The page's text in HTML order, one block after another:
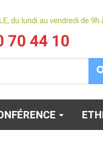
du lundi au vendredi de 9h
70 44 10